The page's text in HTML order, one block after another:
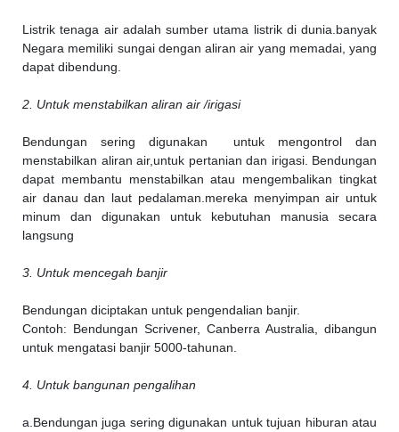
Listrik tenaga air adalah sumber utama listrik di dunia.banyak
Negara memiliki sungai dengan aliran air yang memadai, yang
dapat dibendung.
2. Untuk menstabilkan aliran air /irigasi
Bendungan sering digunakan untuk mengontrol dan
menstabilkan aliran air,untuk pertanian dan irigasi. Bendungan
dapat membantu menstabilkan atau mengembalikan tingkat
air danau dan laut pedalaman.mereka menyimpan air untuk
minum dan digunakan untuk kebutuhan manusia secara
langsung
3. Untuk mencegah banjir
Bendungan diciptakan untuk pengendalian banjir.
Contoh: Bendungan Scrivener, Canberra Australia, dibangun
untuk mengatasi banjir 5000-tahunan.
4. Untuk bangunan pengalihan
a.Bendungan juga sering digunakan untuk tujuan hiburan atau